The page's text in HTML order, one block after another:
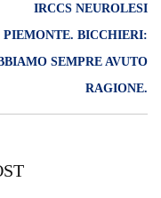
IRCCS NEUROLESI
PIEMONTE. BICCHIERI:
SEMPRE AVUTO
RAGIONE.